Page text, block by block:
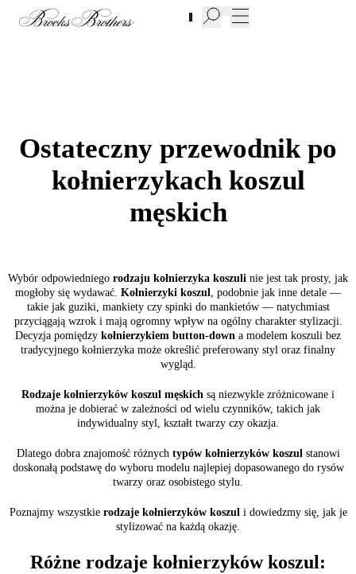
Nowe produkty w Wyprzedaży | Do 50%
Ostateczny przewodnik po
kołnierzykach koszul
męskich
Wybór odpowiedniego rodzaju kołnierzyka koszuli nie jest tak prosty, jak
mogłoby się wydawać. Kołnierzyki koszul
, podobnie jak inne detale —
takie jak guziki, mankiety czy spinki do mankietów — natychmiast
przyciągają wzrok i mają ogromny wpływ na ogólny charakter stylizacji.
Decyzja pomiędzy kołnierzykiem button-down a modelem koszuli bez
tradycyjnego kołnierzyka może określić preferowany styl oraz finalny
wygląd.
Rodzaje kołnierzyków koszul męskich są niezwykle zróżnicowane i
można je dobierać w zależności od wielu czynników, takich jak
indywidualny styl, kształt twarzy czy okazja.
Dlatego dobra znajomość różnych typów kołnierzyków koszul stanowi
doskonałą podstawę do wyboru modelu najlepiej dopasowanego do rysów
twarzy oraz osobistego stylu.
Poznajmy wszystkie rodzaje kołnierzyków koszul i dowiedzmy się, jak je
stylizować na każdą okazję.
Różne rodzaje kołnierzyków koszul: